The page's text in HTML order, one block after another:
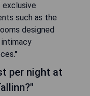
such as the
designed
per night at